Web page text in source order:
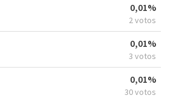
0,01%
2 votos
0,01%
3 votos
0,01%
30 votos